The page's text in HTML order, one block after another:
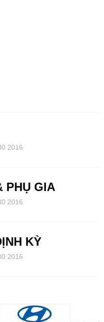
2016
PHỤ GIA
2016
KỲ
2016